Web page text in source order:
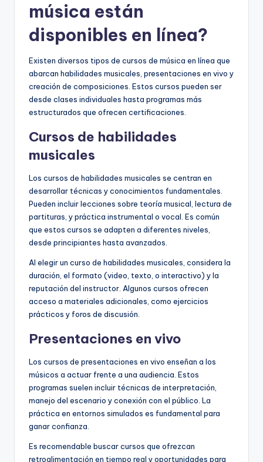
música están
disponibles en línea?
Existen diversos tipos de cursos de música en línea que
abarcan habilidades musicales, presentaciones en vivo y
creación de composiciones. Estos cursos pueden ser
desde clases individuales hasta programas más
estructurados que ofrecen certificaciones.
Cursos de habilidades
musicales
Los cursos de habilidades musicales se centran en
desarrollar técnicas y conocimientos fundamentales.
Pueden incluir lecciones sobre teoría musical, lectura de
partituras, y práctica instrumental o vocal. Es común
que estos cursos se adapten a diferentes niveles,
desde principiantes hasta avanzados.
Al elegir un curso de habilidades musicales, considera la
duración, el formato (video, texto, o interactivo) y la
reputación del instructor. Algunos cursos ofrecen
acceso a materiales adicionales, como ejercicios
prácticos y foros de discusión.
Presentaciones en vivo
Los cursos de presentaciones en vivo enseñan a los
músicos a actuar frente a una audiencia. Estos
programas suelen incluir técnicas de interpretación,
manejo del escenario y conexión con el público. La
práctica en entornos simulados es fundamental para
ganar confianza.
Es recomendable buscar cursos que ofrezcan
retroalimentación en tiempo real y oportunidades para